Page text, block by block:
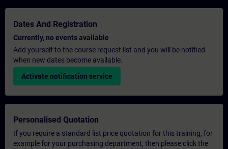
Dates And Registration
Currently, no events available
Add yourself to the course request list and you will be notified
when new dates become available.
Activate notification service
Personalised Quotation
If you require a standard list price quotation for this training, for
example for your purchasing department, then please click the